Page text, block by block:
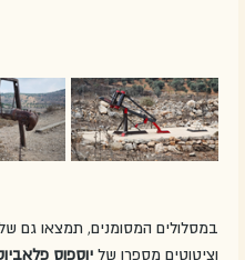
במסלולים המסומנים, תמצאו גם
וציטוטים מספרו של יוספוס